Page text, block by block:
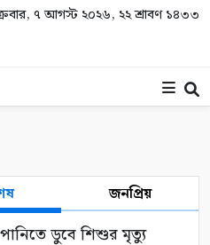
৭ আগস্ট ২০২৬, ২২ শ্রাবণ ১৪৩৩
জনপ্রিয়
ডুবে শিশুর মৃত্যু